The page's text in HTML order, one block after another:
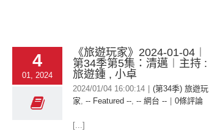
4
01, 2024
《旅遊玩家》2024-01-04︱
第34季第5集：清邁︱主持 :
旅遊鍾 , 小卓
2024/01/04 16:00:14
(第34季) 旅遊玩
家, -- Featured --, -- 網台 -- 0條評論
[...]